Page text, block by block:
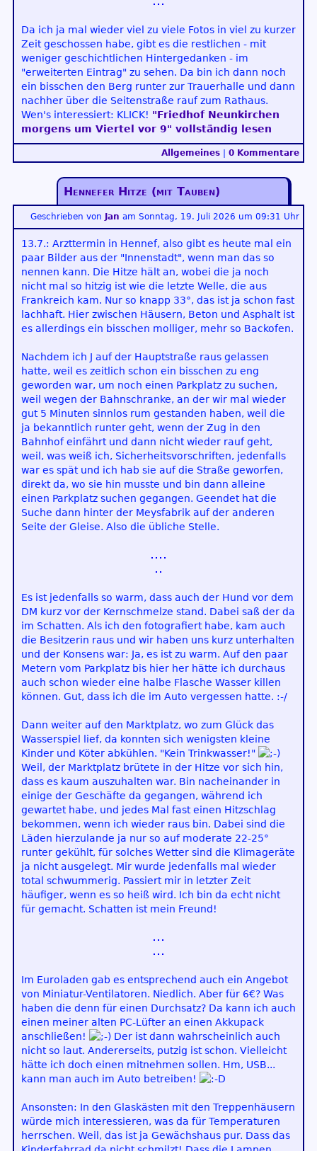
Da ich ja mal wieder viel zu viele Fotos in viel zu kurzer
Zeit geschossen habe, gibt es die restlichen - mit
weniger geschichtlichen Hintergedanken - im
"erweiterten Eintrag" zu sehen. Da bin ich dann noch
ein bisschen den Berg runter zur Trauerhalle und dann
nachher über die Seitenstraße rauf zum Rathaus.
Wen's interessiert: KLICK! "Friedhof Neunkirchen
morgens um Viertel vor 9" vollständig lesen
Allgemeines | 0 Kommentare
Hennefer Hitze (mit Tauben)
Geschrieben von Jan am Sonntag, 19. Juli 2026 um 09:31 Uhr
13.7.: Arzttermin in Hennef, also gibt es heute mal ein
paar Bilder aus der "Innenstadt", wenn man das so
nennen kann. Die Hitze hält an, wobei die ja noch
nicht mal so hitzig ist wie die letzte Welle, die aus
Frankreich kam. Nur so knapp 33°, das ist ja schon fast
lachhaft. Hier zwischen Häusern, Beton und Asphalt ist
es allerdings ein bisschen molliger, mehr so Backofen.
Nachdem ich J auf der Hauptstraße raus gelassen
hatte, weil es zeitlich schon ein bisschen zu eng
geworden war, um noch einen Parkplatz zu suchen,
weil wegen der Bahnschranke, an der wir mal wieder
gut 5 Minuten sinnlos rum gestanden haben, weil die
ja bekanntlich runter geht, wenn der Zug in den
Bahnhof einfährt und dann nicht wieder rauf geht,
weil, was weiß ich, Sicherheitsvorschriften, jedenfalls
war es spät und ich hab sie auf die Straße geworfen,
direkt da, wo sie hin musste und bin dann alleine
einen Parkplatz suchen gegangen. Geendet hat die
Suche dann hinter der Meysfabrik auf der anderen
Seite der Gleise. Also die übliche Stelle.
Es ist jedenfalls so warm, dass auch der Hund vor dem
DM kurz vor der Kernschmelze stand. Dabei saß der da
im Schatten. Als ich den fotografiert habe, kam auch
die Besitzerin raus und wir haben uns kurz unterhalten
und der Konsens war: Ja, es ist zu warm. Auf den paar
Metern vom Parkplatz bis hier her hätte ich durchaus
auch schon wieder eine halbe Flasche Wasser killen
können. Gut, dass ich die im Auto vergessen hatte. :-/
Dann weiter auf den Marktplatz, wo zum Glück das
Wasserspiel lief, da konnten sich wenigsten kleine
Kinder und Köter abkühlen. "Kein Trinkwasser!"
Weil, der Marktplatz brütete in der Hitze vor sich hin,
dass es kaum auszuhalten war. Bin nacheinander in
einige der Geschäfte da gegangen, während ich
gewartet habe, und jedes Mal fast einen Hitzschlag
bekommen, wenn ich wieder raus bin. Dabei sind die
Läden hierzulande ja nur so auf moderate 22-25°
runter gekühlt, für solches Wetter sind die Klimageräte
ja nicht ausgelegt. Mir wurde jedenfalls mal wieder
total schwummerig. Passiert mir in letzter Zeit
häufiger, wenn es so heiß wird. Ich bin da echt nicht
für gemacht. Schatten ist mein Freund!
Im Euroladen gab es entsprechend auch ein Angebot
von Miniatur-Ventilatoren. Niedlich. Aber für 6€? Was
haben die denn für einen Durchsatz? Da kann ich auch
einen meiner alten PC-Lüfter an einen Akkupack
anschließen!
Der ist dann wahrscheinlich auch
nicht so laut. Andererseits, putzig ist schon. Vielleicht
hätte ich doch einen mitnehmen sollen. Hm, USB...
kann man auch im Auto betreiben!
Ansonsten: In den Glaskästen mit den Treppenhäusern
würde mich interessieren, was da für Temperaturen
herrschen. Weil, das ist ja Gewächshaus pur. Dass das